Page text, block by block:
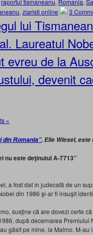
raportul tismaneanu, Romania,
, ziaristi online 3
lui
Laureatul
evreu de la
devenit
»
Romania”, Elie Wiesel,
nu este deţinutul A-7713”
a fost dat în judecată de un
din 1986 şi-ar fi însuşit
susţine că are dovezi certe
după decernarea
găsit pe mine, la Malmo. M-au